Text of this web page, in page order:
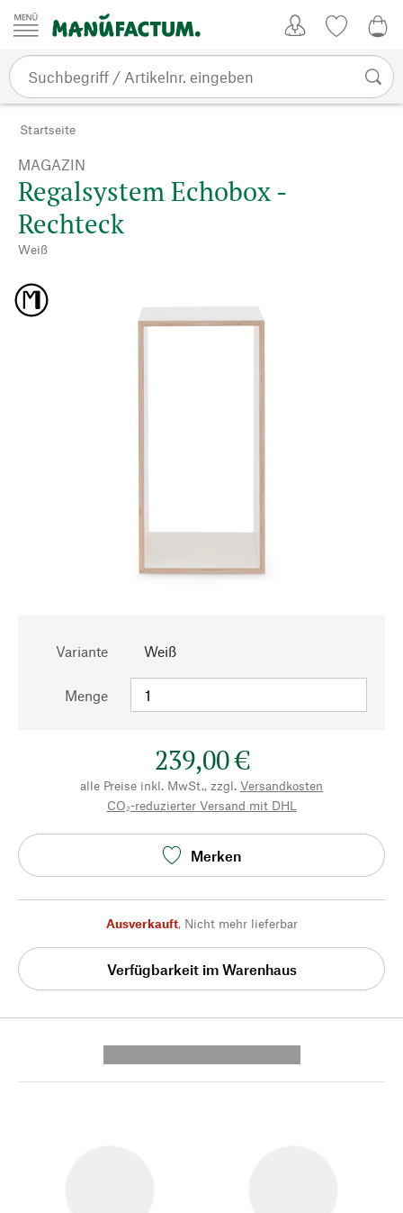
Zum Inhalt springen
Startseite
MAGAZIN
Regalsystem Echobox -
Rechteck
Weiß
Variante Weiß
Menge
239,00 €
alle Preise inkl. MwSt., zzgl. Versandkosten
CO₂-reduzierter Versand mit DHL
Merken
Ausverkauft, Nicht mehr lieferbar
Verfügbarkeit im Warenhaus